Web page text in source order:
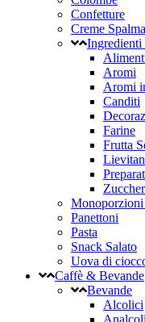
Confetture
Creme
Aromi
Aromi
Canditi
Farine
Frutta
Panettoni
Pasta
Snack Salato
Uova di
Caffè & Bevande
Bevande
Alcolici